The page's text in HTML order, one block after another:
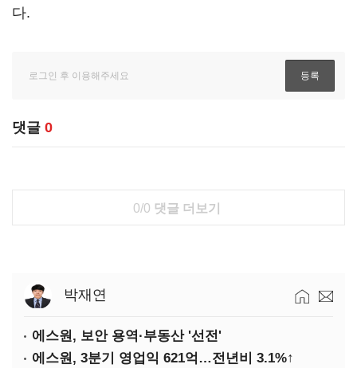
다.
댓글 0
0/0 댓글 더보기
박재연
에스원, 보안 용역·부동산 '선전'
에스원, 3분기 영업익 621억…전년비 3.1%↑